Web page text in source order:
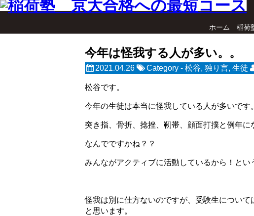
ホーム 稲荷
今年は怪我する人が多い。。
2021.04.26 Category - 松谷, 独り言, 生徒
松谷です。
今年の生徒は本当に怪我している人が多いです。
突き指、骨折、捻挫、靭帯、顔面打撲と例年に
なんでですかね？？
みんながアクティブに活動しているから！とい
怪我は別に仕方ないのですが、受験生につい
と思います。